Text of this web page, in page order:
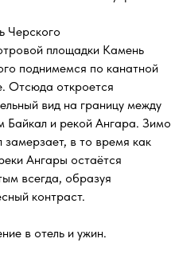
Черского
площадки Камень
поднимемся по канатной
Отсюда откроется
вид на границу между
Байкал и рекой Ангара.
замерзает, в то время как
Ангары остаётся
всегда, образуя
контраст.
в отель и ужин.